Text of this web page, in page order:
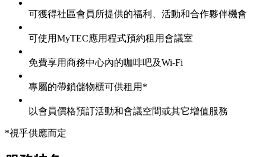
可獲得社區會員所提供的福利、活動和合作夥伴機會
可使用MyTEC應用程式預約租用會議室
免費享用商務中心內的咖啡吧及Wi-Fi
專屬的帶鎖儲物櫃可供租用*
以會員價格預訂活動和會議空間或其它增值服務
*視乎供應而定